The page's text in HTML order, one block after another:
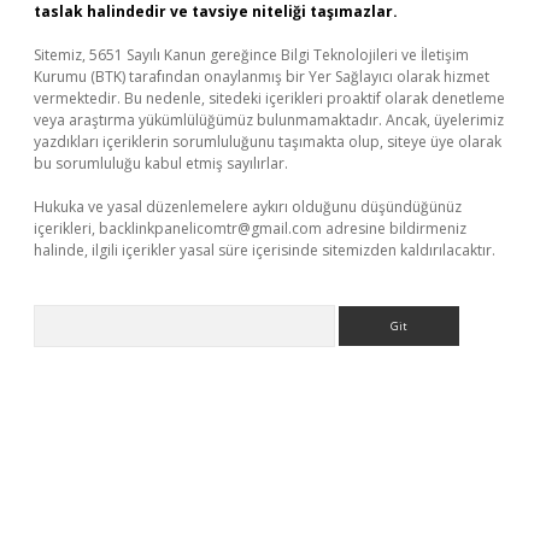
taslak halindedir ve tavsiye niteliği taşımazlar.
Sitemiz, 5651 Sayılı Kanun gereğince Bilgi Teknolojileri ve İletişim
Kurumu (BTK) tarafından onaylanmış bir Yer Sağlayıcı olarak hizmet
vermektedir. Bu nedenle, sitedeki içerikleri proaktif olarak denetleme
veya araştırma yükümlülüğümüz bulunmamaktadır. Ancak, üyelerimiz
yazdıkları içeriklerin sorumluluğunu taşımakta olup, siteye üye olarak
bu sorumluluğu kabul etmiş sayılırlar.
Hukuka ve yasal düzenlemelere aykırı olduğunu düşündüğünüz
içerikleri, backlinkpanelicomtr@gmail.com adresine bildirmeniz
halinde, ilgili içerikler yasal süre içerisinde sitemizden kaldırılacaktır.